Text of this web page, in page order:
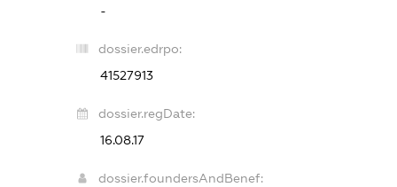
-
dossier.edrpo:
41527913
dossier.regDate:
16.08.17
dossier.foundersAndBenef: